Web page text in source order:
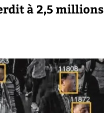
à 2,5 millions